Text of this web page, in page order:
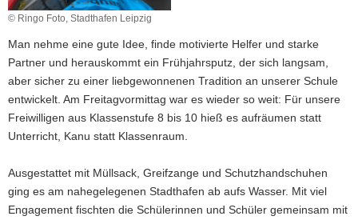
a
i
o
n
© Ringo Foto, Stadthafen Leipzig
Man nehme eine gute Idee, finde motivierte Helfer und starke
Partner und herauskommt ein Frühjahrsputz, der sich langsam,
aber sicher zu einer liebgewonnenen Tradition an unserer Schule
entwickelt. Am Freitagvormittag war es wieder so weit: Für unsere
Freiwilligen aus Klassenstufe 8 bis 10 hieß es aufräumen statt
Unterricht, Kanu statt Klassenraum.
Ausgestattet mit Müllsack, Greifzange und Schutzhandschuhen
ging es am nahegelegenen Stadthafen ab aufs Wasser. Mit viel
Engagement fischten die Schülerinnen und Schüler gemeinsam mit